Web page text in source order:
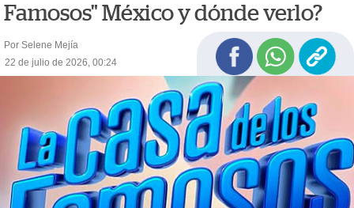
Famosos" México y dónde verlo?
Por Selene Mejía
22 de julio de 2026, 00:24